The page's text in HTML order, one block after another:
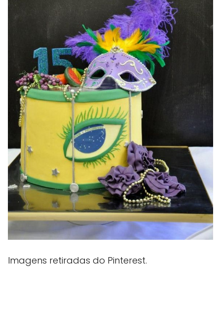
Imagens retiradas do Pinterest.